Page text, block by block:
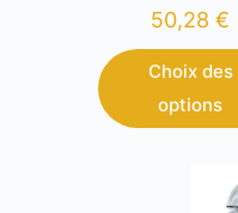
50,28€
Choix des
options